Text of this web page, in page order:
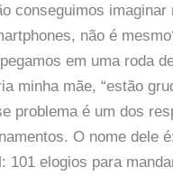
conseguimos imaginar
não é
em uma roda
minha mãe, “estão
problema é um dos
O nome dele
101 elogios para